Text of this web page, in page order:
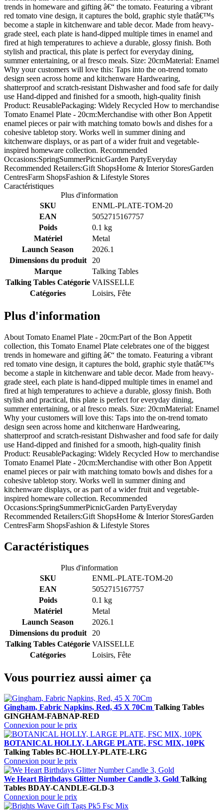
trends in homeware and gifting â€“ the tomato. Featuring a vibrant
red tomato vine design, it captures the bold, graphic style thatâ€™s
become a staple in kitchenware and table decor. Made from heavy-
grade steel, each plate is hand-dipped multiple times in enamel and
fired at high temperatures to achieve a durable, glossy finish. Both
stylish and practical, this plate is perfect for everyday dining,
summer entertaining, or al fresco meals. Size: 20cmMaterial: Enamel
Why your customers will love this: Taps into the on-trend tomato
design seen across home and kitchenware Hardwearing,
shatterproof and scratch-resistant Dishwasher and food safe for daily
use Hand-dipped and finished for a smooth, high-quality finish
Product: ReusablePackaging: Widely Recycled How to merchandise
Tomato Enamel Plate - 20cm:Merchandise with other Bon Appetit
enamel pieces or pair with matching tomato bowls and dishes for a
cohesive tabletop story. Works well in summer dining and
kitchenware displays, or as part of a wider fruit and vegetable-
inspired homeware collection. Recommended
Occasions:SpringSummerPicnicGarden PartyEveryday
Recommended Retailers:Gift ShopsHome & Interior StoresGarden
CentresFarm ShopsFashion & Lifestyle Stores
Caractéristiques
Plus d'information
SKU
ENML-PLATE-TOM-20
EAN
5052715167757
Poids
0.1 kg
Matériel
Metal
Launch Season
2026.1
Dimensions du produit
20
Marque
Talking Tables
Talking Tables Catégorie VAISSELLE
Catégories
Loisirs, Fête
Plus d'information
About Tomato Enamel Plate - 20cm:Part of the Bon Appetit
collection, this Tomato Enamel Plate celebrates one of the biggest
trends in homeware and gifting â€“ the tomato. Featuring a vibrant
red tomato vine design, it captures the bold, graphic style thatâ€™s
become a staple in kitchenware and table decor. Made from heavy-
grade steel, each plate is hand-dipped multiple times in enamel and
fired at high temperatures to achieve a durable, glossy finish. Both
stylish and practical, this plate is perfect for everyday dining,
summer entertaining, or al fresco meals. Size: 20cmMaterial: Enamel
Why your customers will love this: Taps into the on-trend tomato
design seen across home and kitchenware Hardwearing,
shatterproof and scratch-resistant Dishwasher and food safe for daily
use Hand-dipped and finished for a smooth, high-quality finish
Product: ReusablePackaging: Widely Recycled How to merchandise
Tomato Enamel Plate - 20cm:Merchandise with other Bon Appetit
enamel pieces or pair with matching tomato bowls and dishes for a
cohesive tabletop story. Works well in summer dining and
kitchenware displays, or as part of a wider fruit and vegetable-
inspired homeware collection. Recommended
Occasions:SpringSummerPicnicGarden PartyEveryday
Recommended Retailers:Gift ShopsHome & Interior StoresGarden
CentresFarm ShopsFashion & Lifestyle Stores
Caractéristiques
Plus d'information
SKU
ENML-PLATE-TOM-20
EAN
5052715167757
Poids
0.1 kg
Matériel
Metal
Launch Season
2026.1
Dimensions du produit
20
Talking Tables Catégorie VAISSELLE
Catégories
Loisirs, Fête
Vous pourriez aussi aimer ça
Gingham, Fabric Napkins, Red, 45 X 70Cm Talking Tables
GINGHAM-FABNAP-RED
Connexion pour le prix
BOTANICAL HOLLY, LARGE PLATE, FSC MIX, 10PK
Talking Tables BC-HOLLY-PLATE-LRG
Connexion pour le prix
We Heart Birthdays Glitter Number Candle 3, Gold Talking
Tables BDAY-CANDLE-GLD-3
Connexion pour le prix